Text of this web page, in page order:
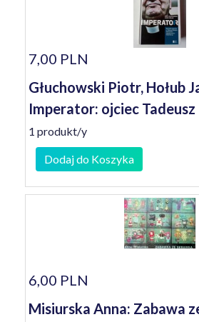
7,00 PLN
Głuchowski Piotr, Hołub
Imperator: ojciec
1 produkt/y
Dodaj do Koszyka
6,00 PLN
Misiurska Anna: Zabawa